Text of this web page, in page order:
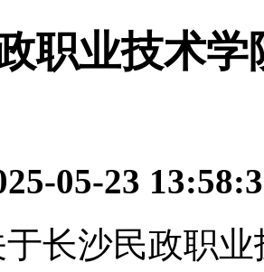
职业技术
05-23
长沙民政职